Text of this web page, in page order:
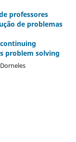
professores
de problemas
problem solving